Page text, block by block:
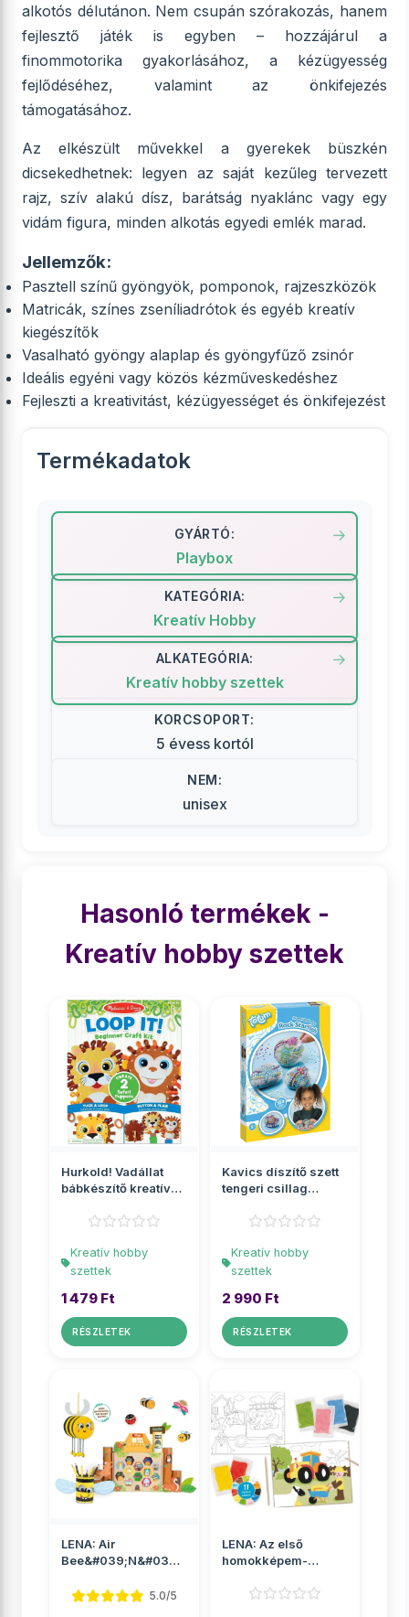
alkotós délutánon. Nem csupán szórakozás, hanem
fejlesztő játék is egyben – hozzájárul a
finommotorika gyakorlásához, a kézügyesség
fejlődéséhez, valamint az önkifejezés
támogatásához.
Az elkészült művekkel a gyerekek büszkén
dicsekedhetnek: legyen az saját kezűleg tervezett
rajz, szív alakú dísz, barátság nyaklánc vagy egy
vidám figura, minden alkotás egyedi emlék marad.
Jellemzők:
Pasztell színű gyöngyök, pomponok, rajzeszközök
Matricák, színes zseníliadrótok és egyéb kreatív
kiegészítők
Vasalható gyöngy alaplap és gyöngyfűző zsinór
Ideális egyéni vagy közös kézműveskedéshez
Fejleszti a kreativitást, kézügyességet és önkifejezést
Termékadatok
GYÁRTÓ:
Playbox
KATEGÓRIA:
Kreatív Hobby
ALKATEGÓRIA:
Kreatív hobby szettek
KORCSOPORT:
5 évess kortól
NEM:
unisex
Hasonló termékek -
Kreatív hobby szettek
Hurkold! Vadállat
bábkészítő kreatív
Kreatív hobby
szettek
1 479 Ft
RÉSZLETEK
Kavics díszítő szett
tengeri csillag
Kreatív hobby
szettek
2 990 Ft
RÉSZLETEK
LENA: Air
Bee&#039;N&#039;Bee
Rovarhotelkészítő
5.0/5
LENA: Az első
homokképem-
homokfestő szett